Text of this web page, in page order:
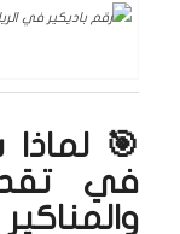
🎯 لماذا
في